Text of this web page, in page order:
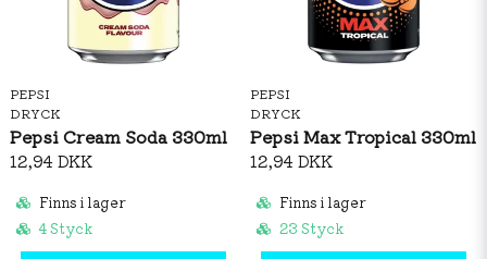
PEPSI
DRYCK
Pepsi Cream Soda 330ml
12,94 DKK
Finns i lager
4 Styck
PEPSI
DRYCK
Pepsi Max Tropical 330ml
12,94 DKK
Finns i lager
23 Styck